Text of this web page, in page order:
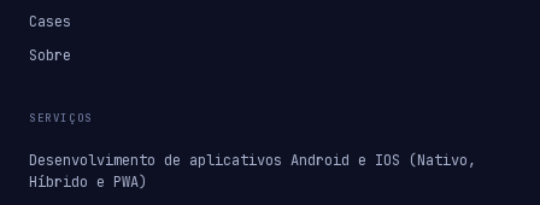
Cases
Sobre
SERVIÇOS
Desenvolvimento de aplicativos Android e IOS (Nativo,
Híbrido e PWA)